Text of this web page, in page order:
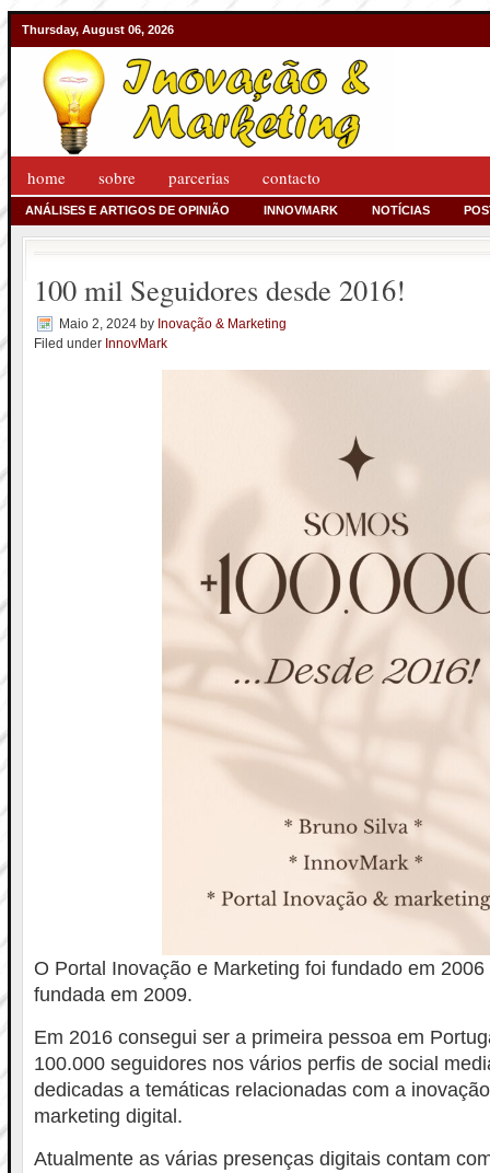
Thursday, August 06, 2026
home sobre parcerias contacto
ANÁLISES E ARTIGOS DE OPINIÃO INNOVMARK NOTÍCIAS
100 mil Seguidores desde 2016!
Maio 2, 2024 by Inovação & Marketing
Filed under InnovMark
O Portal Inovação e Marketing foi fundado em
fundada em 2009.
Em 2016 consegui ser a primeira pessoa em
100.000 seguidores nos vários perfis de social
dedicadas a temáticas relacionadas com a
marketing digital.
Atualmente as várias presenças digitais contam